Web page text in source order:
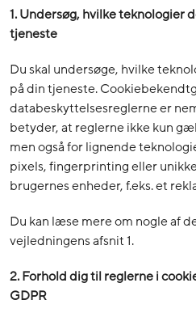
1. Undersøg, hvilke teknologier
tjeneste
Du skal undersøge, hvilke
på din tjeneste.
databeskyttelsesreglerne er
betyder, at reglerne ikke kun
men også for lignende
pixels, fingerprinting eller
brugernes enheder, f.eks. et
Du kan læse mere om nogle af
vejledningens afsnit 1.
2. Forhold dig til reglerne i
GDPR